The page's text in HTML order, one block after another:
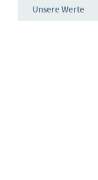
Unsere Werte